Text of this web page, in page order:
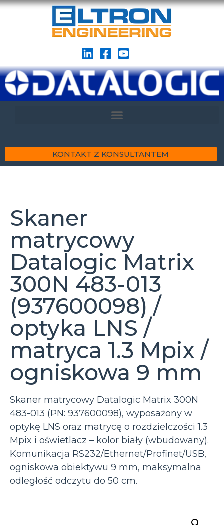
KONTAKT Z KONSULTANTEM
Skaner
matrycowy
Datalogic Matrix
300N 483-013
(937600098) /
optyka LNS /
matryca 1.3 Mpix /
ogniskowa 9 mm
Skaner matrycowy Datalogic Matrix 300N
483-013 (PN: 937600098), wyposażony w
optykę LNS oraz matrycę o rozdzielczości 1.3
Mpix i oświetlacz – kolor biały (wbudowany).
Komunikacja RS232/Ethernet/Profinet/USB,
ogniskowa obiektywu 9 mm, maksymalna
odległość odczytu do 50 cm.